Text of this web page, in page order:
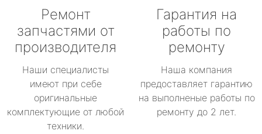
Ремонт
запчастями от
производителя
Наши специалисты
имеют при себе
оригинальные
комплектующие от любой
техники.
Гарантия на
работы по
ремонту
Наша компания
предоставляет гарантию
на выполненые работы по
ремонту до 2 лет.